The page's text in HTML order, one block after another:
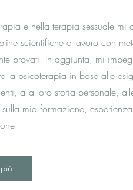
e nella terapia sessuale mi
scientifiche e lavoro con
provati. In aggiunta, mi
la psicoterapia in base alle
alla loro storia personale,
mia formazione,